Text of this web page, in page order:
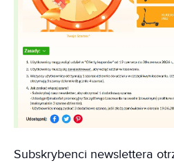
Subskrybenci newslettera